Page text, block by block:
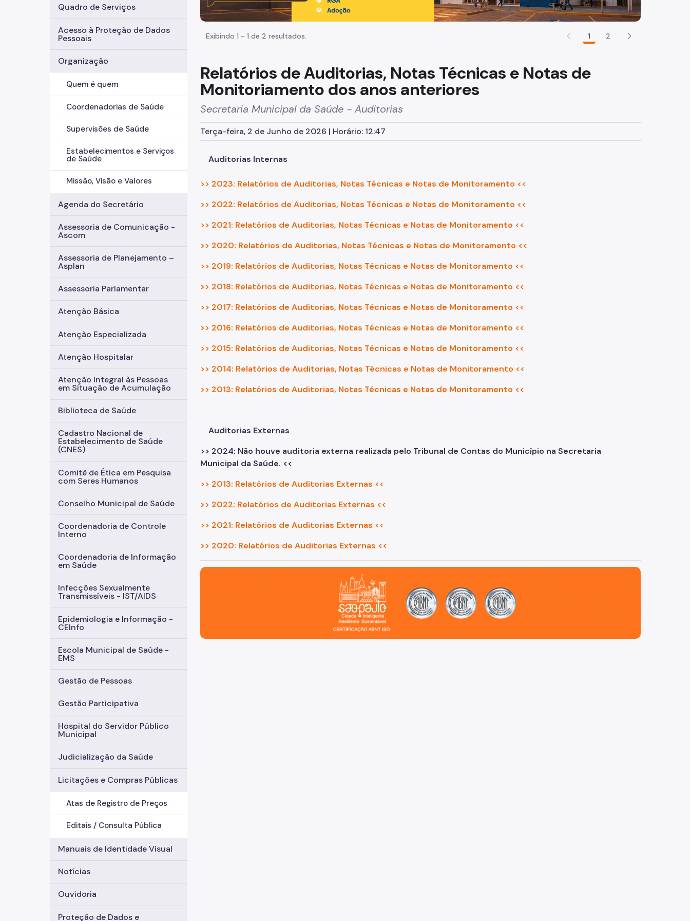
Quadro de Serviços
Acesso à Proteção de Dados
Pessoais
Organização
Quem é quem
Coordenadorias de Saúde
Supervisões de Saúde
Estabelecimentos e Serviços
de Saúde
Missão, Visão e Valores
Agenda do Secretário
Assessoria de Comunicação -
Ascom
Assessoria de Planejamento –
Asplan
Assessoria Parlamentar
Atenção Básica
Atenção Especializada
Atenção Hospitalar
Atenção Integral às Pessoas
em Situação de Acumulação
Biblioteca de Saúde
Cadastro Nacional de
Estabelecimento de Saúde
(CNES)
Comitê de Ética em Pesquisa
com Seres Humanos
Conselho Municipal de Saúde
Coordenadoria de Controle
Interno
Coordenadoria de Informação
em Saúde
Infecções Sexualmente
Transmissíveis - IST/AIDS
Epidemiologia e Informação -
CEInfo
Escola Municipal de Saúde -
EMS
Gestão de Pessoas
Gestão Participativa
Hospital do Servidor Público
Municipal
Judicialização da Saúde
Licitações e Compras Públicas
Atas de Registro de Preços
Editais / Consulta Pública
Manuais de Identidade Visual
Notícias
Ouvidoria
Proteção de Dados e
Exibindo 1 - 1 de 2 resultados. 1 2
Relatórios de Auditorias, Notas Técnicas e Notas de
Monitoriamento dos anos anteriores
Secretaria Municipal da Saúde - Auditorias
Terça-feira, 2 de Junho de 2026 | Horário: 12:47
Auditorias Internas
>> 2023: Relatórios de Auditorias, Notas Técnicas e Notas de Monitoramento <<
>> 2022: Relatórios de Auditorias, Notas Técnicas e Notas de Monitoramento <<
>> 2021: Relatórios de Auditorias, Notas Técnicas e Notas de Monitoramento <<
>> 2020: Relatórios de Auditorias, Notas Técnicas e Notas de Monitoramento <<
>> 2019: Relatórios de Auditorias, Notas Técnicas e Notas de Monitoramento <<
>> 2018: Relatórios de Auditorias, Notas Técnicas e Notas de Monitoramento <<
>> 2017: Relatórios de Auditorias, Notas Técnicas e Notas de Monitoramento <<
>> 2016: Relatórios de Auditorias, Notas Técnicas e Notas de Monitoramento <<
>> 2015: Relatórios de Auditorias, Notas Técnicas e Notas de Monitoramento <<
>> 2014: Relatórios de Auditorias, Notas Técnicas e Notas de Monitoramento <<
>> 2013: Relatórios de Auditorias, Notas Técnicas e Notas de Monitoramento <<
Auditorias Externas
>> 2024: Não houve auditoria externa realizada pelo Tribunal de Contas do Município na Secretaria
Municipal da Saúde. <<
>> 2013: Relatórios de Auditorias Externas <<
>> 2022: Relatórios de Auditorias Externas <<
>> 2021: Relatórios de Auditorias Externas <<
>> 2020: Relatórios de Auditorias Externas <<
São Paulo, cidade inteligente, resiliente e sustentável